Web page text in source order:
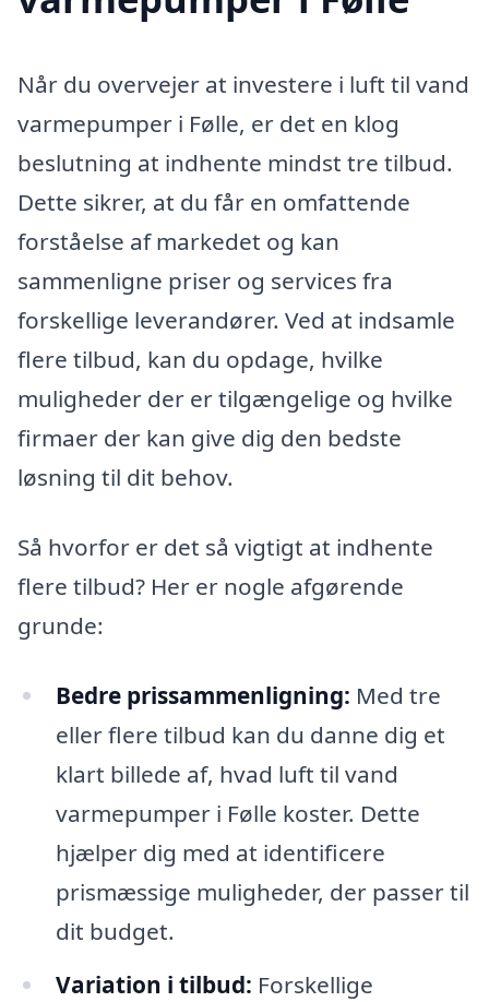
Når du overvejer at investere i luft til vand
varmepumper i Følle, er det en klog
beslutning at indhente mindst tre tilbud.
Dette sikrer, at du får en omfattende
forståelse af markedet og kan
sammenligne priser og services fra
forskellige leverandører. Ved at indsamle
flere tilbud, kan du opdage, hvilke
muligheder der er tilgængelige og hvilke
firmaer der kan give dig den bedste
løsning til dit behov.
Så hvorfor er det så vigtigt at indhente
flere tilbud? Her er nogle afgørende
grunde:
Bedre prissammenligning: Med tre
eller flere tilbud kan du danne dig et
klart billede af, hvad luft til vand
varmepumper i Følle koster. Dette
hjælper dig med at identificere
prismæssige muligheder, der passer til
dit budget.
Variation i tilbud: Forskellige